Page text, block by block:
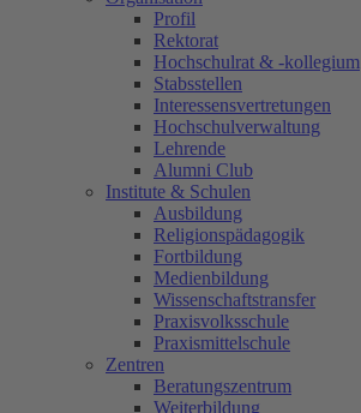
Profil
Rektorat
Hochschulrat & -kollegium
Stabsstellen
Interessensvertretungen
Hochschulverwaltung
Lehrende
Alumni Club
Institute & Schulen
Ausbildung
Religionspädagogik
Fortbildung
Medienbildung
Wissenschaftstransfer
Praxisvolksschule
Praxismittelschule
Zentren
Beratungszentrum
Weiterbildung